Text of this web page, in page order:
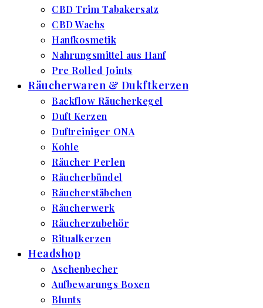
CBD Trim Tabakersatz
CBD Wachs
Hanfkosmetik
Nahrungsmittel aus Hanf
Pre Rolled Joints
Räucherwaren & Dukftkerzen
Backflow Räucherkegel
Duft Kerzen
Duftreiniger ONA
Kohle
Räucher Perlen
Räucherbündel
Räucherstäbchen
Räucherwerk
Räucherzubehör
Ritualkerzen
Headshop
Aschenbecher
Aufbewarungs Boxen
Blunts